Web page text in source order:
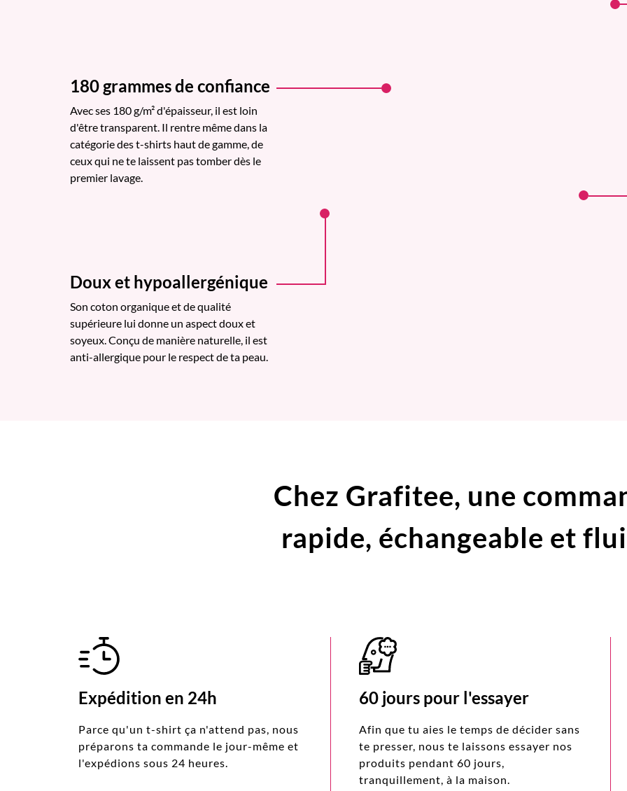
180 grammes de confiance
Avec ses 180 g/m² d'épaisseur, il est loin
d'être transparent. Il rentre même dans la
catégorie des t-shirts haut de gamme, de
ceux qui ne te laissent pas tomber dès le
premier lavage.
Doux et hypoallergénique
Son coton organique et de qualité
supérieure lui donne un aspect doux et
soyeux. Conçu de manière naturelle, il est
anti-allergique pour le respect de ta peau.
Chez Grafitee, une
rapide, échangeable et
Expédition en 24h
Parce qu'un t-shirt ça n'attend pas, nous
préparons ta commande le jour-même et
l'expédions sous 24 heures.
60 jours pour l'essayer
Afin que tu aies le temps de décider sans
te presser, nous te laissons essayer nos
produits pendant 60 jours,
tranquillement, à la maison.